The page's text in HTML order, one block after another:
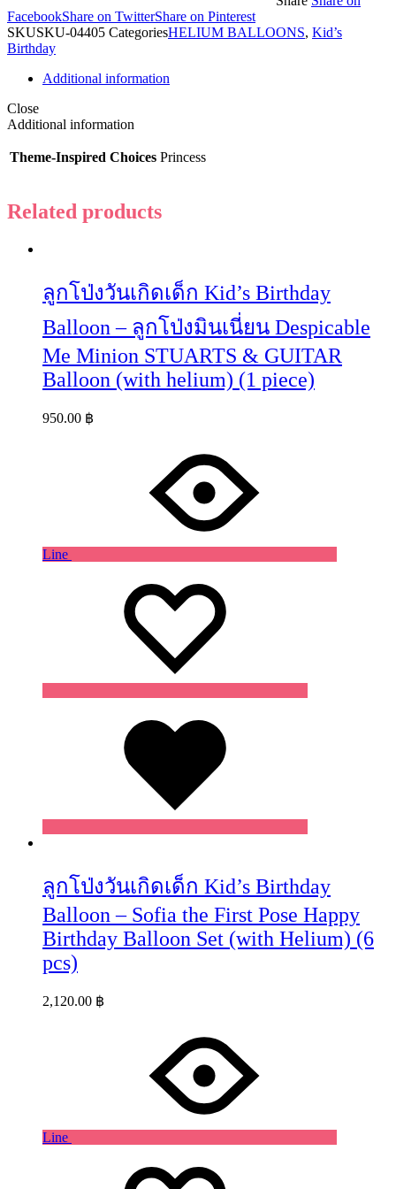
FacebookShare on TwitterShare on Pinterest
SKUSKU-04405 CategoriesHELIUM BALLOONS, Kid’s
Birthday
Additional information
Close
Additional information
Theme-Inspired Choices Princess
Related products
ลูกโป่งวันเกิดเด็ก Kid’s Birthday
Balloon – ลูกโป่งมินเนี่ยน Despicable
Me Minion STUARTS & GUITAR
Balloon (with helium) (1 piece)
950.00 ฿
Line
ลูกโป่งวันเกิดเด็ก Kid’s Birthday
Balloon – Sofia the First Pose Happy
Birthday Balloon Set (with Helium) (6
pcs)
2,120.00 ฿
Line